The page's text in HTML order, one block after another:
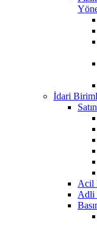
İdari
Acil
Adli